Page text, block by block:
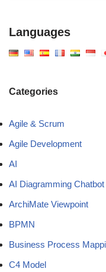
Languages
Categories
Agile & Scrum
Agile Development
AI
AI Diagramming Chatbot
ArchiMate Viewpoint
BPMN
Business Process
C4 Model